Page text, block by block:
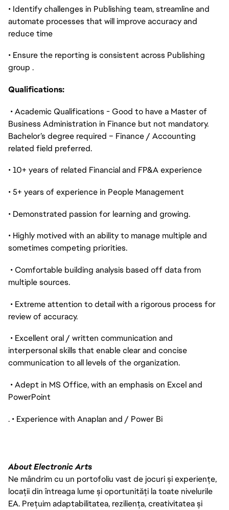
• Identify challenges in Publishing team, streamline and
automate processes that will improve accuracy and
reduce time
• Ensure the reporting is consistent across Publishing
group .
Qualifications:
• Academic Qualifications - Good to have a Master of
Business Administration in Finance but not mandatory.
Bachelor’s degree required – Finance / Accounting
related field preferred.
• 10+ years of related Financial and FP&A experience
• 5+ years of experience in People Management
• Demonstrated passion for learning and growing.
• Highly motived with an ability to manage multiple and
sometimes competing priorities.
• Comfortable building analysis based off data from
multiple sources.
• Extreme attention to detail with a rigorous process for
review of accuracy.
• Excellent oral / written communication and
interpersonal skills that enable clear and concise
communication to all levels of the organization.
• Adept in MS Office, with an emphasis on Excel and
PowerPoint
. • Experience with Anaplan and / Power Bi
About Electronic Arts
Ne mândrim cu un portofoliu vast de jocuri și experiențe,
locații din întreaga lume și oportunități la toate nivelurile
EA. Prețuim adaptabilitatea, reziliența, creativitatea și